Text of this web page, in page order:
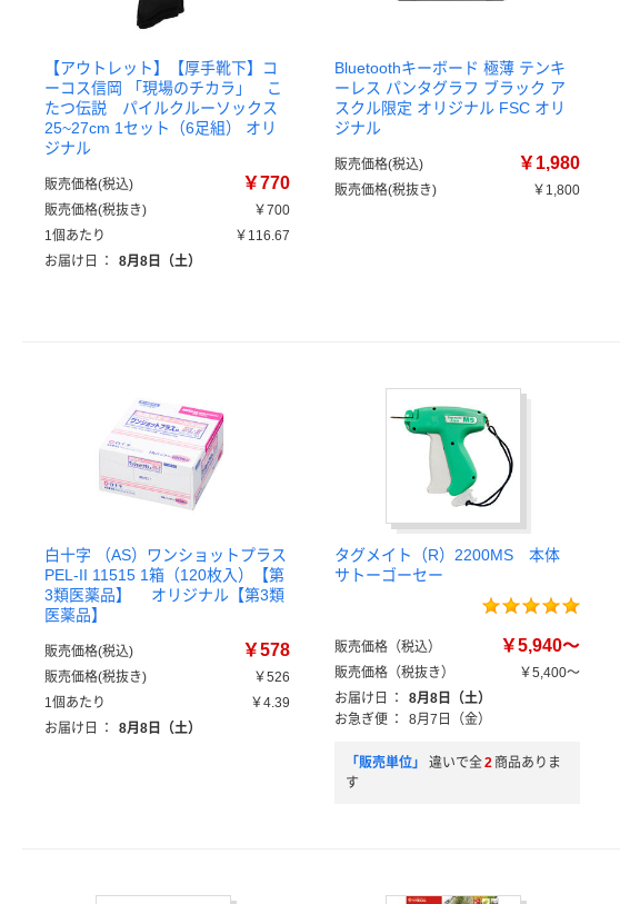
【アウトレット】【厚手靴下】コ
ーコス信岡 「現場のチカラ」 こ
たつ伝説 パイルクルーソックス
25~27cm 1セット（6足組） オリ
ジナル
販売価格(税込) ￥770
販売価格(税抜き)
￥700
1個あたり
￥116.67
お届け日
： 8月8日（土）
Bluetoothキーボード 極薄 テンキ
ーレス パンタグラフ ブラック ア
スクル限定 オリジナル FSC オリ
ジナル
販売価格(税込) ￥1,980
販売価格(税抜き) ￥1,800
白十字 （AS）ワンショットプラス
PEL-II 11515 1箱（120枚入）【第
3類医薬品】 オリジナル【第3類
医薬品】
販売価格(税込) ￥578
販売価格(税抜き)
￥526
1個あたり
￥4.39
お届け日
： 8月8日（土）
タグメイト（R）2200MS 本体
サトーゴーセー
販売価格（税込） ￥5,940～
販売価格（税抜き）
￥5,400～
お届け日
：
8月8日（土）
お急ぎ便 ： 8月7日（金）
「販売単位」 違いで全2 商品ありま
す